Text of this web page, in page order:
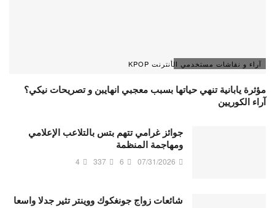
آراء و نقاشات مستخدمي الأنترنت KPOP
مؤثرة يابانية تنهي حياتها بسبب معجبي انهايبن و تصريحات نيكي؟
آراء الكوريين
جوائز غرامي تتهم بتس بالتلاعب الإعلامي
ومهاجمة المنظمة
07/31/2026
6
337
4
شائعات زواج جونغكوك ووينتر تثير جدلا واسعا